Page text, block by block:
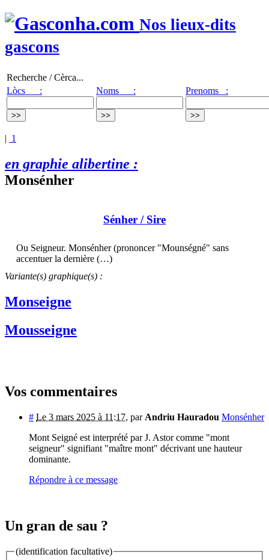
Nos lieux-dits
gascons
Recherche / Cèrca...
Lòcs :
Noms : Prenoms :
| 1
en graphie alibertine :
Monsénher
Sénher / Sire
Ou Seigneur. Monsénher (prononcer "Mounségné" sans
accentuer la dernière (…)
Variante(s) graphique(s) :
Monseigne
Mousseigne
Vos commentaires
# Le 3 mars 2025 à 11:17, par Andriu Hauradou Monsénher
Mont Seigné est interprété par J. Astor comme "mont
seigneur" signifiant "maître mont" décrivant une hauteur
dominante.
Répondre à ce message
Un gran de sau ?
(identification facultative)